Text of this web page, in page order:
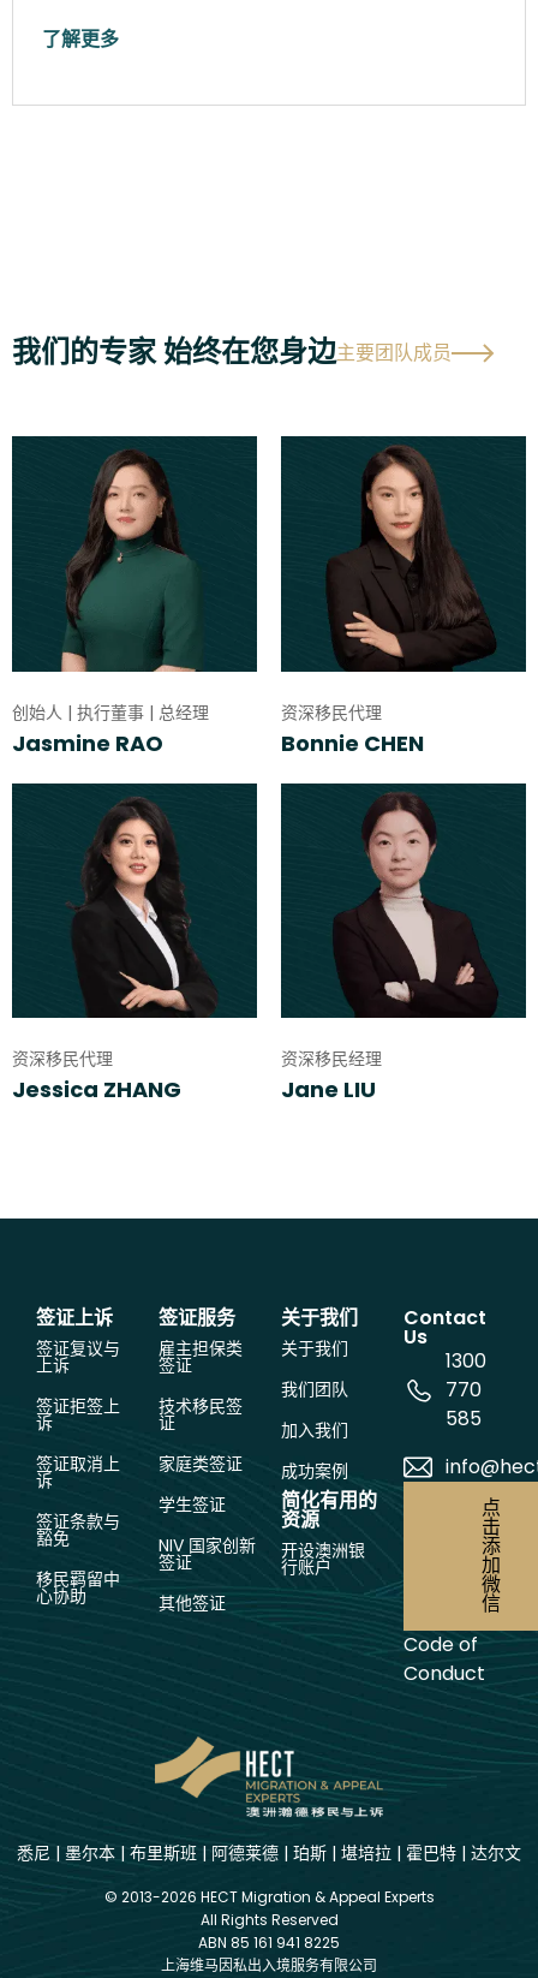
了解更多
我们的专家 始终在您身边主要团队成员
创始人 | 执行董事 | 总经理
Jasmine RAO
资深移民代理
Bonnie CHEN
资深移民代理
Jessica ZHANG
资深移民经理
Jane LIU
签证上诉
签证复议与
上诉
签证拒签上
诉
签证取消上
诉
签证条款与
豁免
移民羁留中
心协助
签证服务
雇主担保类
签证
技术移民签
证
家庭类签证
学生签证
NIV 国家创新
签证
其他签证
关于我们
关于我们
我们团队
加入我们
成功案例
简化有用的
资源
开设澳洲银
行账户
Contact
Us
1300
770
585
点
击
添
加
微
信
Code of
Conduct
悉尼 | 墨尔本 | 布里斯班 | 阿德莱德 | 珀斯 | 堪培拉 | 霍巴特 | 达尔文
© 2013-2026 HECT Migration & Appeal Experts
All Rights Reserved
ABN 85 161 941 8225
上海维马因私出入境服务有限公司